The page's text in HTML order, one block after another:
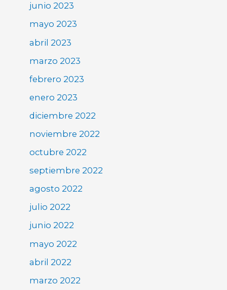
junio 2023
mayo 2023
abril 2023
marzo 2023
febrero 2023
enero 2023
diciembre 2022
noviembre 2022
octubre 2022
septiembre 2022
agosto 2022
julio 2022
junio 2022
mayo 2022
abril 2022
marzo 2022